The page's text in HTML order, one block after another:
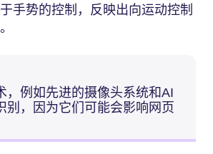
手势的控制，反映出向运动控制
，例如先进的摄像头系统和AI
别，因为它们可能会影响网页